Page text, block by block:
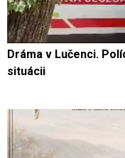
Dráma v Lučenci.
situácii